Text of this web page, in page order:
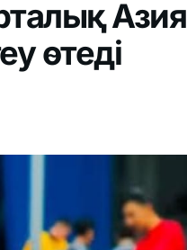
Азия
өтеді